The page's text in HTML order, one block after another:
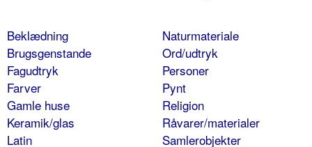
Beklædning
Brugsgenstande
Fagudtryk
Farver
Gamle huse
Keramik/glas
Latin
Naturmateriale
Ord/udtryk
Personer
Pynt
Religion
Råvarer/materialer
Samlerobjekter